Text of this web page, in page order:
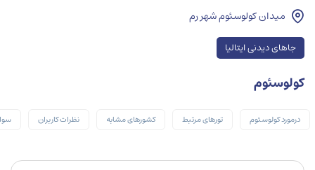
میدان کولوسئوم شهر رم
جاهای دیدنی ایتالیا
کولوسئوم
درمورد کولوسئوم تورهای مرتبط کشورهای مشابه نظرات کاربران